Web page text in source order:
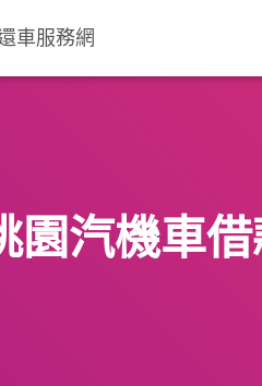
車服務網
園汽機車